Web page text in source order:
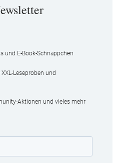
und E-Book-Schnäppchen
Leseproben und
Aktionen und vieles mehr